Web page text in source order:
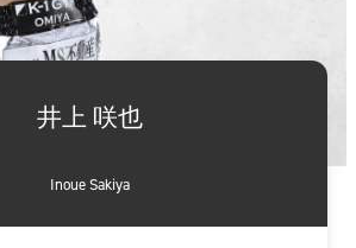
井上 咲也
Inoue Sakiya